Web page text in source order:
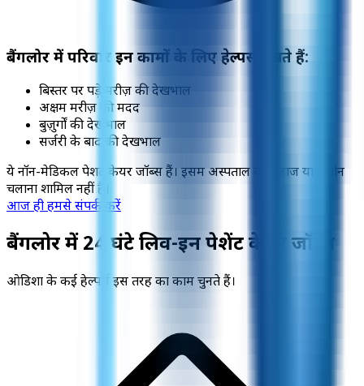
बैंगलोर में परिवार इन कामों के लिए हेल्पर्स रखते हैं:
बिस्तर पर पड़े मरीज़ की देखभाल
अक्षम मरीज़ की मदद
बुज़ुर्गों की देखभाल
सर्जरी के बाद की देखभाल
ये नॉन-मेडिकल पेशेंट केयर जॉब्स हैं। इसमें अस्पताल का इलाज या मशीन
चलाना शामिल नहीं है।
आज ही हमसे संपर्क करें
बैंगलोर में 24 घंटे लिव-इन पेशेंट केयर जॉब्स
ओडिशा के कई हेल्पर्स इस तरह का काम चुनते हैं।